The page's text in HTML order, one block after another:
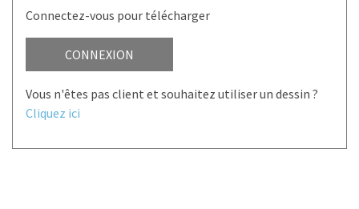
Connectez-vous pour télécharger
CONNEXION
Vous n'êtes pas client et souhaitez utiliser un dessin ?
Cliquez ici